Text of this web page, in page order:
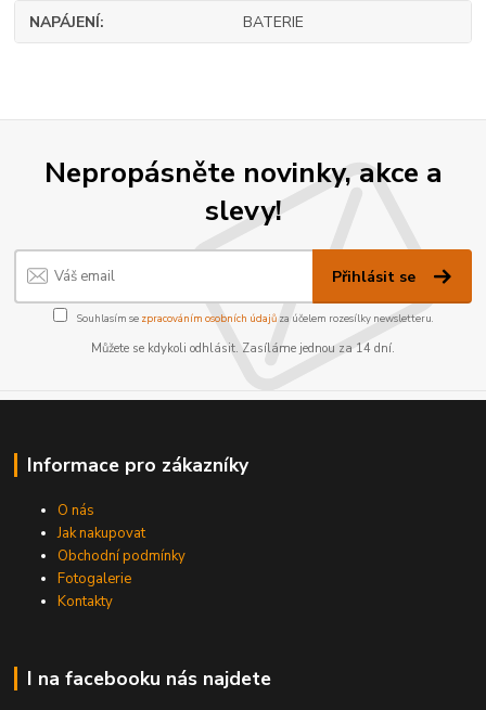
NAPÁJENÍ BATERIE
Nepropásněte novinky, akce a
slevy!
Přihlásit se
Souhlasím se zpracováním osobních údajůza účelem rozesílky newsletteru.
Můžete se kdykoli odhlásit. Zasíláme jednou za 14 dní.
Informace pro zákazníky
O nás
Jak nakupovat
Obchodní podmínky
Fotogalerie
Kontakty
I na facebooku nás najdete